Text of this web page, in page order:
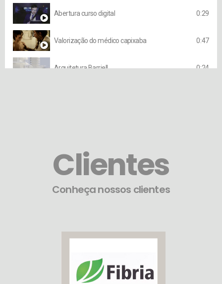
Abertura curso digital 0:29
Valorização do médico capixaba 0:47
Arquitetura Barriell 0:24
Clientes
Conheça nossos clientes